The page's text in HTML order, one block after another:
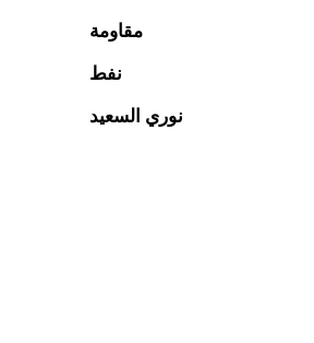
مقاومة
نفط
نوري السعيد